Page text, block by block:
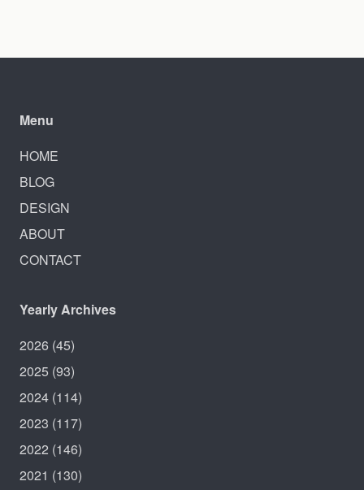
Menu
HOME
BLOG
DESIGN
ABOUT
CONTACT
Yearly Archives
2026 (45)
2025 (93)
2024 (114)
2023 (117)
2022 (146)
2021 (130)